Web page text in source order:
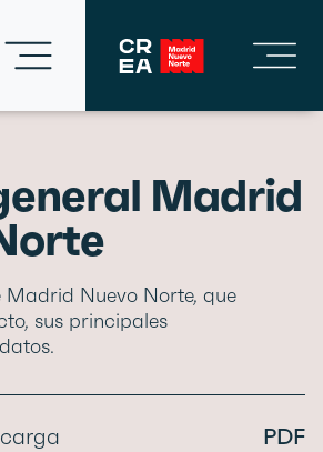
Madrid
Madrid Nuevo Norte, que
sus principales
PDF